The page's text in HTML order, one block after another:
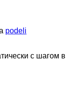
podeli
с шагом в